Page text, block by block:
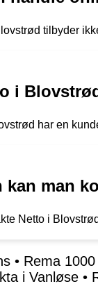
tilbyder
i
har en
kan man
Netto i
• Rema
i Vanløse •